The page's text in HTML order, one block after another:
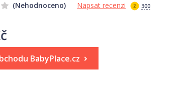
(Nehodnoceno) Napsat recenzi 300
BabyPlace.cz